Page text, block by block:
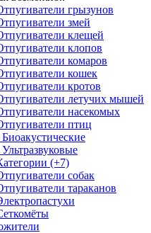
грызунов
змей
клещей
клопов
комаров
кошек
кротов
летучих мышей
насекомых
птиц
Биоакустические
(+7)
собак
тараканов